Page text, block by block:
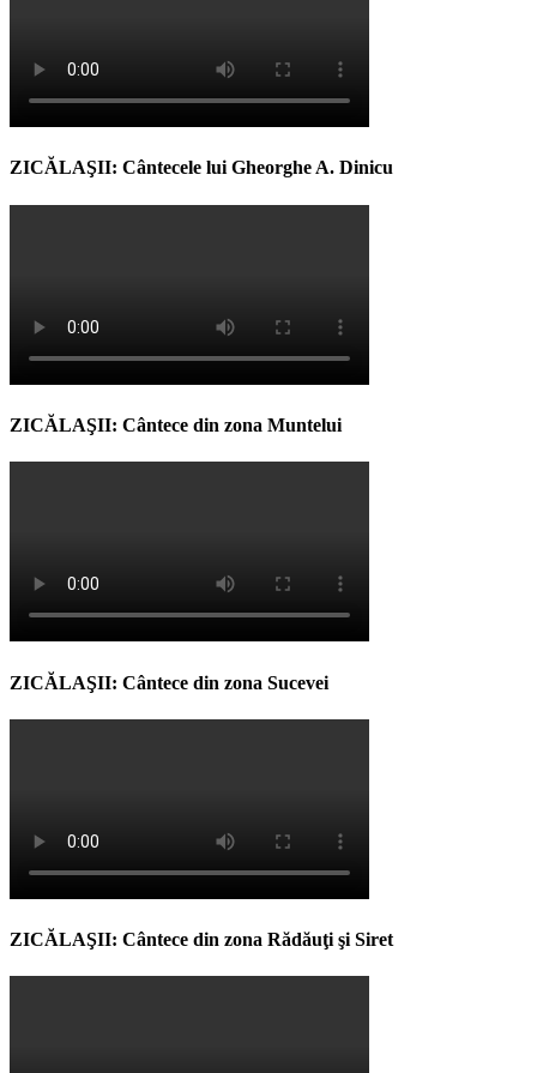
ZICĂLAŞII: Cântecele lui Gheorghe A. Dinicu
ZICĂLAŞII: Cântece din zona Muntelui
ZICĂLAŞII: Cântece din zona Sucevei
ZICĂLAŞII: Cântece din zona Rădăuţi şi Siret